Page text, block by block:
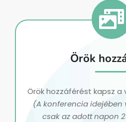
Örök
Örök hozzáférést kapsz a
(A konferencia idejében
csak az adott napon